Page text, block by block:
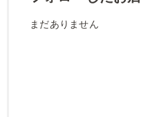
まだありません